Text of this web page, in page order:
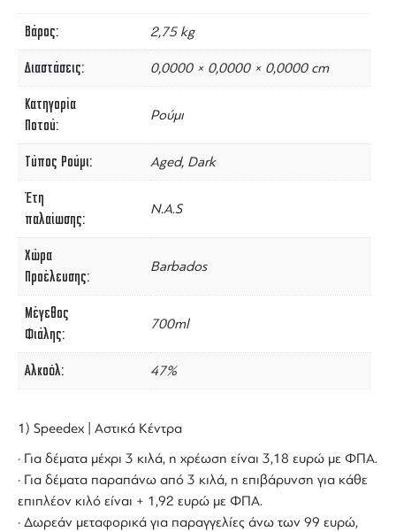
Βάρος 2,75 kg
Διαστάσεις 0,0000 × 0,0000 × 0,0000 cm
Κατηγορία
Ποτού
Ρούμι
Τύπος Ρούμι Aged, Dark
Έτη
παλαίωσης
N.A.S
Χώρα
Προέλευσης
Barbados
Μέγεθος
Φιάλης
700ml
Αλκοόλ 47%
1) Speedex | Αστικά Κέντρα
· Για δέματα μέχρι 3 κιλά, η χρέωση είναι 3,18 ευρώ με ΦΠΑ.
· Για δέματα παραπάνω από 3 κιλά, η επιβάρυνση για κάθε
επιπλέον κιλό είναι + 1,92 ευρώ με ΦΠΑ.
· Δωρεάν μεταφορικά για παραγγελίες άνω των 99 ευρώ,